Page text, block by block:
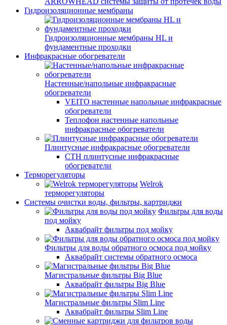
Гидроизоляционные мембраны
Гидроизоляционные мембраны HL и
фундаментные проходки
Инфракрасные обогреватели
Настенные/напольные инфракрасные
обогреватели
VEITO настенные напольные инфракрасные
обогреватели
Теплофон настенные напольные
инфракрасные обогреватели
Плинтусные инфракрасные обогреватели
СТН плинтусные инфракрасные
обогреватели
Терморегуляторы
Welrok
терморегуляторы
Системы очистки воды, фильтры, картриджи
Фильтры для воды
под мойку
Аквабрайт фильтры под мойку
Фильтры для воды обратного осмоса под мойку
Аквабрайт системы обратного осмоса
Магистральные фильтры Big Blue
Аквабрайт фильтры Big Blue
Магистральные фильтры Slim Line
Аквабрайт фильтры Slim Line